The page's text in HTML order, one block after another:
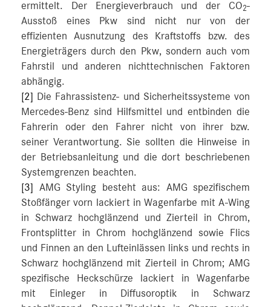
ermittelt. Der Energieverbrauch und der CO2-
Ausstoß eines Pkw sind nicht nur von der
effizienten Ausnutzung des Kraftstoffs bzw. des
Energieträgers durch den Pkw, sondern auch vom
Fahrstil und anderen nichttechnischen Faktoren
abhängig.
[2]
Die Fahrassistenz- und Sicherheitssysteme von
Mercedes-Benz sind Hilfsmittel und entbinden die
Fahrerin oder den Fahrer nicht von ihrer bzw.
seiner Verantwortung. Sie sollten die Hinweise in
der Betriebsanleitung und die dort beschriebenen
Systemgrenzen beachten.
[3]
AMG Styling besteht aus: AMG spezifischem
Stoßfänger vorn lackiert in Wagenfarbe mit A-Wing
in Schwarz hochglänzend und Zierteil in Chrom,
Frontsplitter in Chrom hochglänzend sowie Flics
und Finnen an den Lufteinlässen links und rechts in
Schwarz hochglänzend mit Zierteil in Chrom; AMG
spezifische Heckschürze lackiert in Wagenfarbe
mit Einleger in Diffusoroptik in Schwarz